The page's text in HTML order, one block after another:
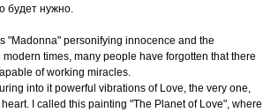
будет нужно.
"Madonna" personifying innocence and the
times, many people have forgotten that there
of working miracles.
into it powerful vibrations of Love, the very one,
I called this painting "The Planet of Love", where